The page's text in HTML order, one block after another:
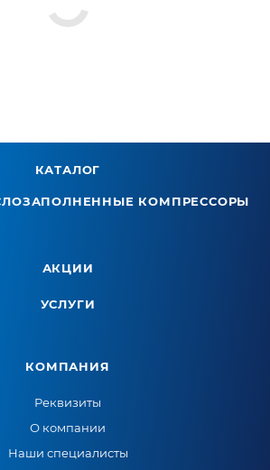
КАТАЛОГ
КОМПРЕССОРЫ
АКЦИИ
УСЛУГИ
КОМПАНИЯ
Реквизиты
О компании
Наши специалисты